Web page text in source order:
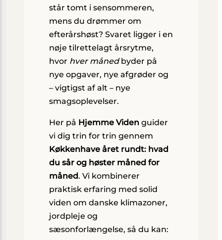
står tomt i sensommeren,
mens du drømmer om
efterårs­høst? Svaret ligger i en
nøje tilrettelagt årsrytme,
hvor hver månedbyder på
nye opgaver, nye afgrøder og
– vigtigst af alt – nye
smagsoplevelser.
Her på Hjemme Videnguider
vi dig trin for trin gennem
Køkkenhave året rundt: hvad
du sår og høster måned for
måned. Vi kombinerer
praktisk erfaring med solid
viden om danske klimazoner,
jordpleje og
sæsonforlængelse, så du kan: